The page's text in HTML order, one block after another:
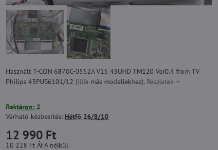
Használt T-CON 6870C-0552A V15 43UHD TM120 Ver0.4 from TV
Philips 43PUS6101/12 (illik más modellekhez). Részletek
Raktáron: 2
Várható kézbesítés: Hétfő 26/8/10
12 990 Ft
10 228 Ft ÁFA nélkül